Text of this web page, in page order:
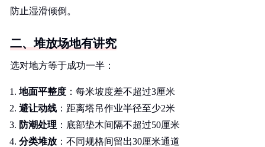
防止湿滑倾倒。
二、堆放场地有讲究
选对地方等于成功一半：
地面平整度 ：每米坡度差不超过3厘米
避让动线 ：距离塔吊作业半径至少2米
防潮处理 ：底部垫木间隔不超过50厘米
分类堆放 ：不同规格间留出30厘米通道